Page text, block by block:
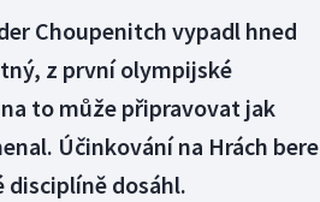
Choupenitch vypadl hned
z první olympijské
to může připravovat jak
Účinkování na Hrách bere
disciplíně dosáhl.